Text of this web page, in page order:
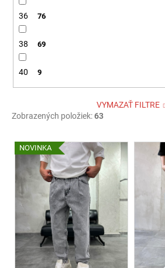
36 76
38 69
40 9
VYMAZAŤ FILTRE
Zobrazených položiek:63
V
p
r
o
NOVINKA